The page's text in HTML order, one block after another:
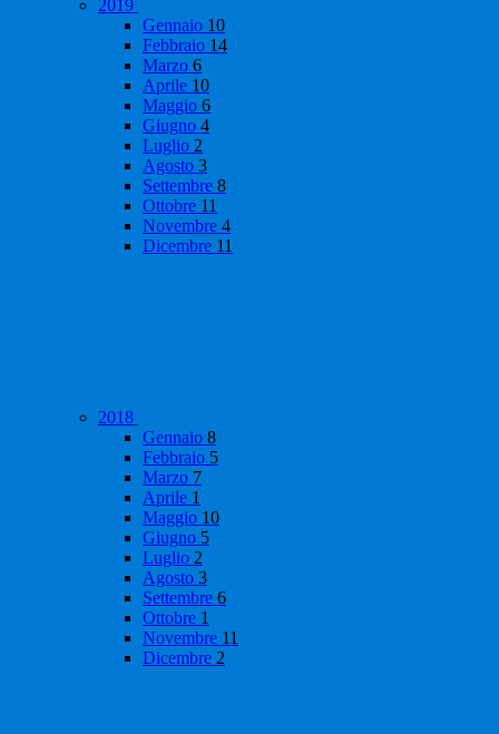
2019
Gennaio 10
Febbraio 14
Marzo 6
Aprile 10
Maggio 6
Giugno 4
Luglio 2
Agosto 3
Settembre 8
Ottobre 11
Novembre 4
Dicembre 11
2018
Gennaio 8
Febbraio 5
Marzo 7
Aprile 1
Maggio 10
Giugno 5
Luglio 2
Agosto 3
Settembre 6
Ottobre 1
Novembre 11
Dicembre 2